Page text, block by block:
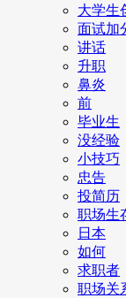
大学生
面试加
讲话
升职
鼻炎
前
毕业生
没经验
小技巧
忠告
投简历
职场生
日本
如何
求职者
职场关